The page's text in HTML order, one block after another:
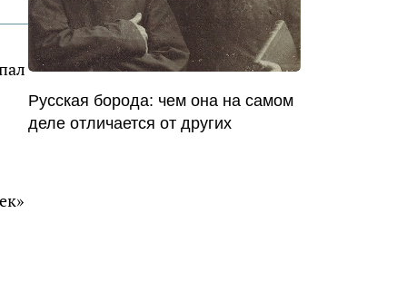
Русская борода: чем она на самом
деле отличается от других